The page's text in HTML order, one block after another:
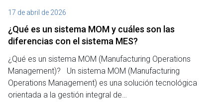
17 de abril de 2026
¿Qué es un sistema MOM y cuáles son las
diferencias con el sistema MES?
¿Qué es un sistema MOM (Manufacturing Operations
Management)? Un sistema MOM (Manufacturing
Operations Management) es una solución tecnológica
orientada a la gestión integral de…